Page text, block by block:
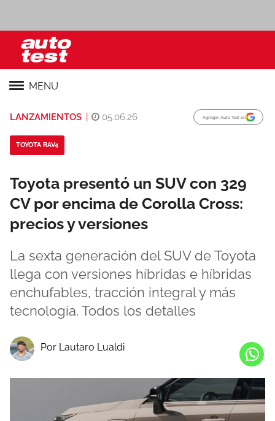
MENU
LANZAMIENTOS 05.06.26 Agregar Auto Test en
TOYOTA RAV4
Toyota presentó un SUV con 329
CV por encima de Corolla Cross:
precios y versiones
La sexta generación del SUV de Toyota
llega con versiones híbridas e híbridas
enchufables, tracción integral y más
tecnología. Todos los detalles
Por Lautaro Lualdi